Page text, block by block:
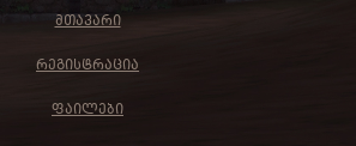
ᲛᲗᲐᲕᲐᲠᲘ
ᲠᲔᲒᲘᲡᲢᲠᲐᲪᲘᲐ
ᲤᲐᲘᲚᲔᲑᲘ